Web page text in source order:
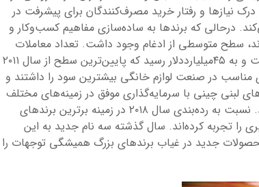
نیازها و رفتار خرید مصرف‌کنندگان برای پیشرفت در
درحالی که برندها به ساده‌سازی مفاهیم کسب‌وکار و
سطح متوسطی از ادغام وجود داشت. تعداد معاملات
۱۳درصد و ارزش معاملات ۴۰درصد کاهش یافت و به ۴۵میلیارددلار رسید که پایین‌ترین سطح از سال ۲۰۱۱
مناسب در صنعت لوازم خانگی بیشترین سود را داشتند و
لبنی چینی با سرمایه‌گذاری موفق‌ در زمینه‌های مختلف
توانایی‌های بازار منطقه‌ای خود را بیشتر کردند. نسبت به رده‌بندی سال ۲۰۱۸ در زمینه برترین برندهای
را تجربه کرده‌اند. سال گذشته سه نام جدید به این
جدید در غیاب برندهای بزرگ همیشگی توجهات را